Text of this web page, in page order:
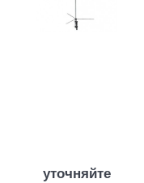
уточняйте